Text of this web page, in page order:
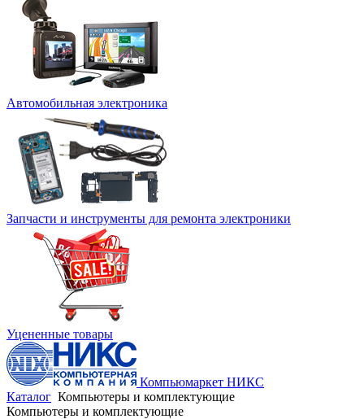
Автомобильная электроника
Запчасти и инструменты для ремонта электроники
Уцененные товары
Компьюмаркет НИКС
Каталог Компьютеры и комплектующие
Компьютеры и комплектующие